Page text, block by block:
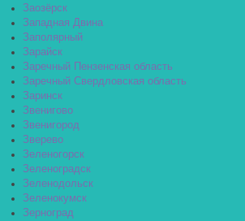
Заозёрск
Западная Двина
Заполярный
Зарайск
Заречный Пензенская область
Заречный Свердловская область
Заринск
Звенигово
Звенигород
Зверево
Зеленогорск
Зеленоградск
Зеленодольск
Зеленокумск
Зерноград